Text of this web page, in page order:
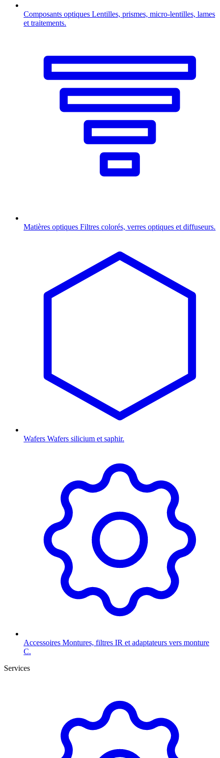
Composants optiques Lentilles, prismes, micro-lentilles, lames
et traitements.
Matières optiques Filtres colorés, verres optiques et diffuseurs.
Wafers Wafers silicium et saphir.
Accessoires Montures, filtres IR et adaptateurs vers monture
C.
Services